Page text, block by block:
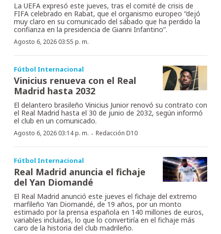
La UEFA expresó este jueves, tras el comité de crisis de
FIFA celebrado en Rabat, que el organismo europeo “dejó
muy claro en su comunicado del sábado que ha perdido la
confianza en la presidencia de Gianni Infantino”.
Agosto 6, 2026 03:55 p. m.
Fútbol Internacional
Vinicius renueva con el Real
Madrid hasta 2032
El delantero brasileño Vinicius Junior renovó su contrato con
el Real Madrid hasta el 30 de junio de 2032, según informó
el club en un comunicado.
Agosto 6, 2026 03:14 p. m. · Redacción D10
Fútbol Internacional
Real Madrid anuncia el fichaje
del Yan Diomandé
El Real Madrid anunció este jueves el fichaje del extremo
marfileño Yan Diomandé, de 19 años, por un monto
estimado por la prensa española en 140 millones de euros,
variables incluidas, lo que lo convertiría en el fichaje más
caro de la historia del club madrileño.